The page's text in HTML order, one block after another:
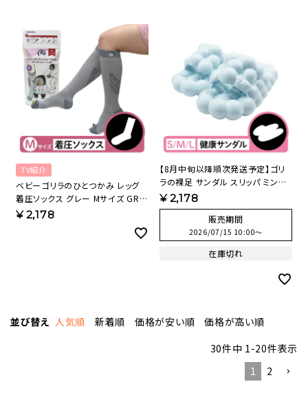
TV紹介
ベビーゴリラのひとつかみ レッグ
着圧ソックス グレー Mサイズ GRS-
25GYM 【KA】
¥2,178
【8月中旬以降順次発送予定】ゴリ
ラの裸足 サンダル スリッパ ミント
グリーン NBL1158AMT【HO】
¥2,178
販売期間
2026/07/15 10:00〜
在庫切れ
並び替え 人気順 新着順 価格が安い順
価格が高い順
30件中 1-20件表示
1
2